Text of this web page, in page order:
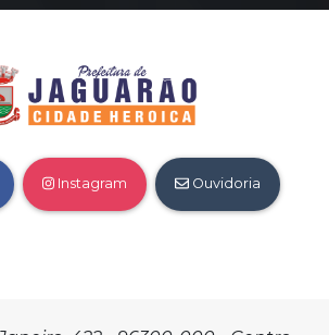
Instagram Ouvidoria